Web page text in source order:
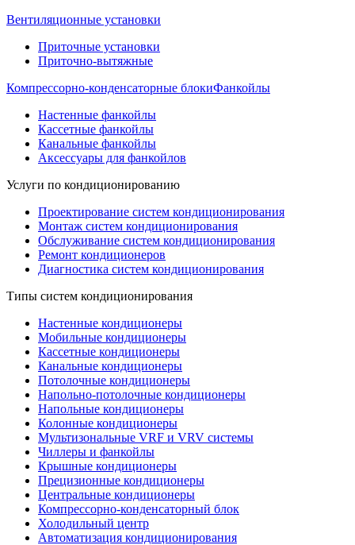
Вентиляционные установки
Приточные установки
Приточно-вытяжные
Компрессорно-конденсаторные блокиФанкойлы
Настенные фанкойлы
Кассетные фанкойлы
Канальные фанкойлы
Аксессуары для фанкойлов
Услуги по кондиционированию
Проектирование систем кондиционирования
Монтаж систем кондиционирования
Обслуживание систем кондиционирования
Ремонт кондиционеров
Диагностика систем кондиционирования
Типы систем кондиционирования
Настенные кондиционеры
Мобильные кондиционеры
Кассетные кондиционеры
Канальные кондиционеры
Потолочные кондиционеры
Напольно-потолочные кондиционеры
Напольные кондиционеры
Колонные кондиционеры
Мультизональные VRF и VRV системы
Чиллеры и фанкойлы
Крышные кондиционеры
Прецизионные кондиционеры
Центральные кондиционеры
Компрессорно-конденсаторный блок
Холодильный центр
Автоматизация кондиционирования